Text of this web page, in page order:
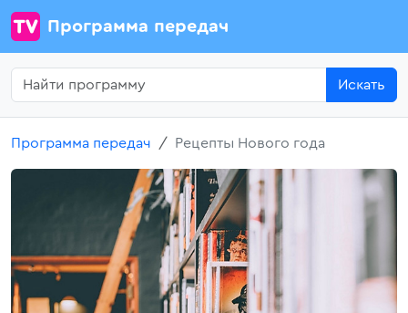
Программа передач
Искать
Программа передач Рецепты Нового года